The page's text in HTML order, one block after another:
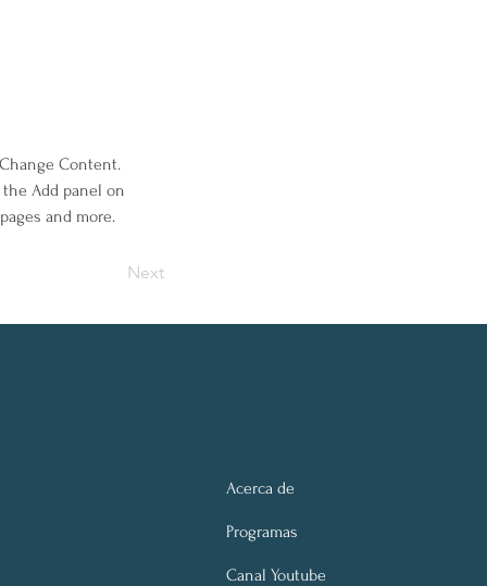
Content.
Add panel on
and more.
Next
Acerca de
Programas
Canal Youtube